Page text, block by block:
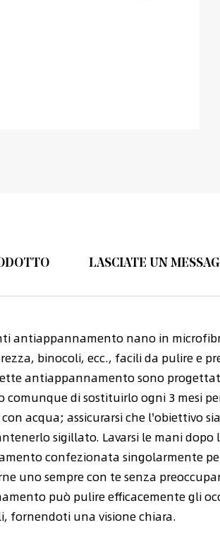
LASCIATE UN
antiappannamento nano in
binocoli, ecc., facili da pulire e
antiappannamento sono
di sostituirlo ogni 3 mesi
acqua; assicurarsi che l'obiettivo
sigillato. Lavarsi le mani
confezionata singolarmente
uno sempre con te senza
può pulire efficacemente gli
fornendoti una visione chiara.